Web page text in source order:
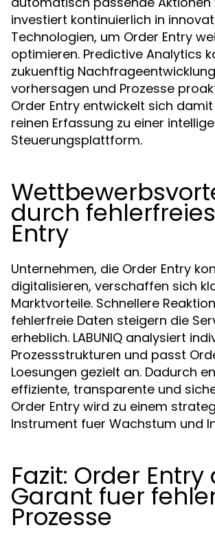
investiert kontinuierlich in
Technologien, um Order Entry
optimieren. Predictive Analytics
zukuenftig
vorhersagen und Prozesse
Order Entry entwickelt sich
reinen Erfassung zu einer
Steuerungsplattform.
durch
Entry
Unternehmen, die Order Entry
digitalisieren, verschaffen sich
Marktvorteile. Schnellere
fehlerfreie Daten steigern die
erheblich. LABUNIQ analysiert
Prozessstrukturen und passt
Loesungen gezielt an. Dadurch
effiziente, transparente und
Order Entry wird zu einem
Instrument fuer Wachstum und
Fazit: Order Entry
Garant fuer
Prozesse